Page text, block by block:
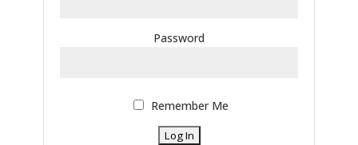
Password
Remember Me